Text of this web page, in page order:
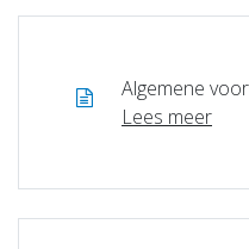
Algemene
Lees meer